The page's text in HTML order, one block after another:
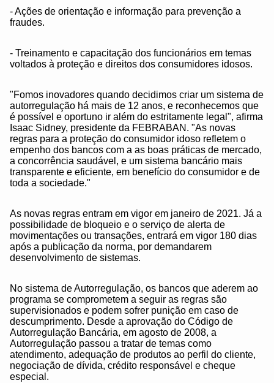
- Ações de orientação e informação para prevenção a
fraudes.
- Treinamento e capacitação dos funcionários em temas
voltados à proteção e direitos dos consumidores idosos.
"Fomos inovadores quando decidimos criar um sistema de
autorregulação há mais de 12 anos, e reconhecemos que
é possível e oportuno ir além do estritamente legal", afirma
Isaac Sidney, presidente da FEBRABAN. "As novas
regras para a proteção do consumidor idoso refletem o
empenho dos bancos com a as boas práticas de mercado,
a concorrência saudável, e um sistema bancário mais
transparente e eficiente, em benefício do consumidor e de
toda a sociedade."
As novas regras entram em vigor em janeiro de 2021. Já a
possibilidade de bloqueio e o serviço de alerta de
movimentações ou transações, entrará em vigor 180 dias
após a publicação da norma, por demandarem
desenvolvimento de sistemas.
No sistema de Autorregulação, os bancos que aderem ao
programa se comprometem a seguir as regras são
supervisionados e podem sofrer punição em caso de
descumprimento. Desde a aprovação do Código de
Autorregulação Bancária, em agosto de 2008, a
Autorregulação passou a tratar de temas como
atendimento, adequação de produtos ao perfil do cliente,
negociação de dívida, crédito responsável e cheque
especial.